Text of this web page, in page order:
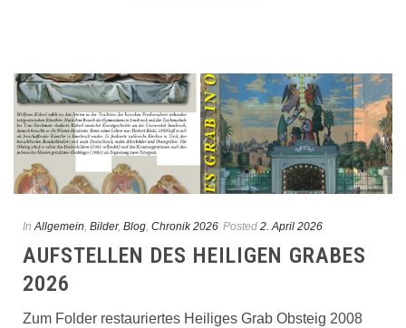
In Allgemein, Bilder, Blog, Chronik 2026 Posted 2. April 2026
AUFSTELLEN DES HEILIGEN GRABES
2026
Zum Folder restauriertes Heiliges Grab Obsteig 2008